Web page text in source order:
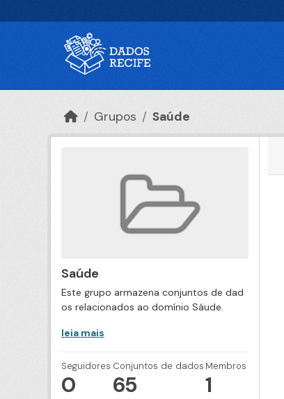
Grupos Saúde
Saúde
Este grupo armazena conjuntos de dad
os relacionados ao domínio Sáude.
leia mais
Seguidores
0
Conjuntos de dados
65
Membros
1